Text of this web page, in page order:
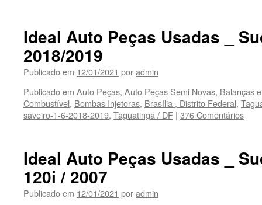
Ideal Auto Peças Usadas _
2018/2019
Publicado em 12/01/2021 poradmin
Publicado em Auto Peças, Auto Peças Semi Novas, Balanças
Combustível, Bombas Injetoras, Brasília , Distrito Federal,
saveiro-1-6-2018-2019, Taguatinga / DF | 376 Comentários
Ideal Auto Peças Usadas _
120i / 2007
Publicado em 12/01/2021 poradmin